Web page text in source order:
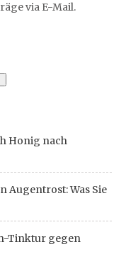
via E-Mail.
Honig nach
Augentrost: Was Sie
Tinktur gegen